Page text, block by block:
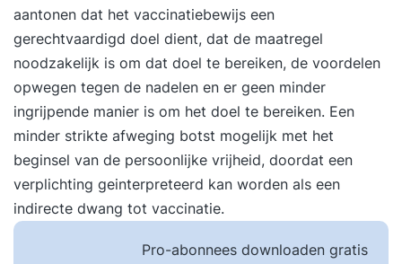
aantonen dat het vaccinatiebewijs een
gerechtvaardigd doel dient, dat de maatregel
noodzakelijk is om dat doel te bereiken, de voordelen
opwegen tegen de nadelen en er geen minder
ingrijpende manier is om het doel te bereiken. Een
minder strikte afweging botst mogelijk met het
beginsel van de persoonlijke vrijheid, doordat een
verplichting geinterpreteerd kan worden als een
indirecte dwang tot vaccinatie.
Pro-abonnees downloaden gratis